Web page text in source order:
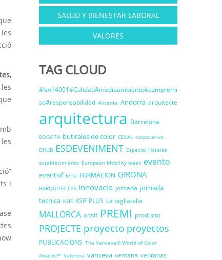
i
SALUD Y BIENESTAR LABORAL
VALORES
TAG CLOUD
#Iso14001#Calidad#medioambiente#compromi
so#responsabilidad Alicante Andorra arquitecte
arquitectura Barcelona
BOGOTA butirales de color CEKAL corporativo
DHUB ESDEVENIMENT Especial Hoteles
establecimiento European Mobility week evento
eventsif feria FORMACION GIRONA
HARQUITECTES innovacio jornada jornada
tecnica KSIF KSIF PLUS La tagliatella
MALLORCA onsif PREMI producto
PROJECTE proyecto proyectos
PUBLICACIONS The Vanceva® World of Color
Awards™ Valencia vanceva ventana ventanas